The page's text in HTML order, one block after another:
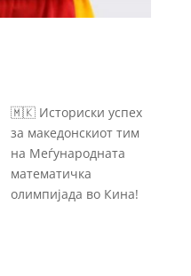
🇲🇰 Историски успех
за македонскиот тим
на Меѓународната
математичка
олимпијада во Кина!